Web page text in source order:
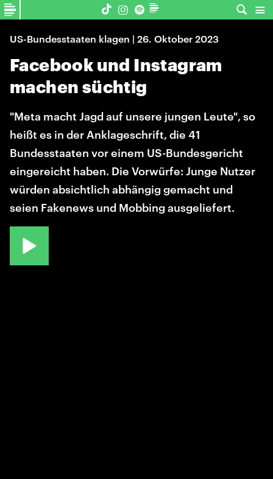
US-Bundesstaaten klagen | 26. Oktober 2023
Facebook und Instagram
machen süchtig
"Meta macht Jagd auf unsere jungen Leute", so
heißt es in der Anklageschrift, die 41
Bundesstaaten vor einem US-Bundesgericht
eingereicht haben. Die Vorwürfe: Junge Nutzer
würden absichtlich abhängig gemacht und
seien Fakenews und Mobbing ausgeliefert.